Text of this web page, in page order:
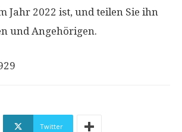
Jahr 2022 ist, und teilen Sie ihn
und Angehörigen.
Twitter